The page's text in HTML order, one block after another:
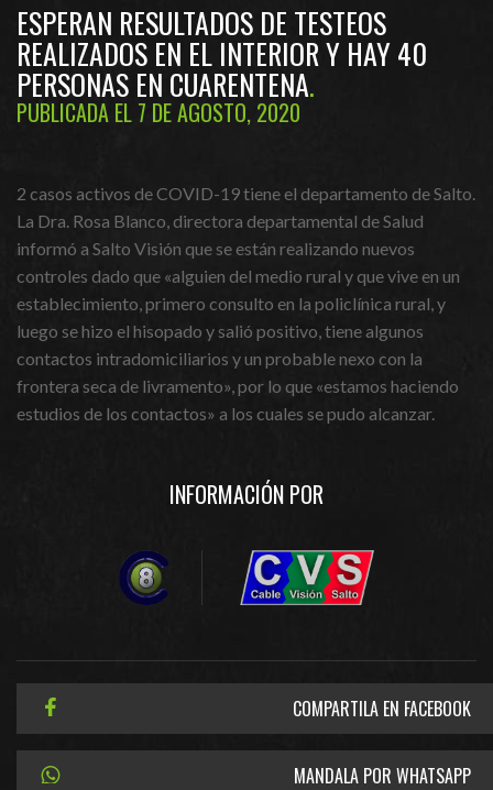
ESPERAN RESULTADOS DE TESTEOS
REALIZADOS EN EL INTERIOR Y HAY 40
PERSONAS EN CUARENTENA
PUBLICADA EL 7 DE AGOSTO, 2020
2 casos activos de COVID-19 tiene el departamento de Salto.
La Dra. Rosa Blanco, directora departamental de Salud
informó a Salto Visión que se están realizando nuevos
controles dado que «alguien del medio rural y que vive en un
establecimiento, primero consulto en la policlínica rural, y
luego se hizo el hisopado y salió positivo, tiene algunos
contactos intradomiciliarios y un probable nexo con la
frontera seca de livramento», por lo que «estamos haciendo
estudios de los contactos» a los cuales se pudo alcanzar.
INFORMACIÓN POR
COMPARTILA EN FACEBOOK
MANDALA POR WHATSAPP